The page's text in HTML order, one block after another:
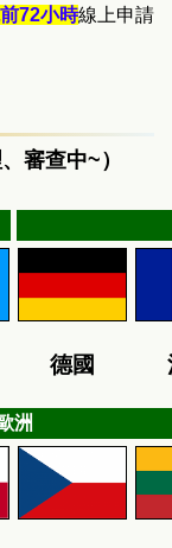
72小時線上申請
審查中~）
德國
洲